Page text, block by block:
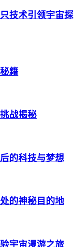
技术引领宇宙探
籍
战揭秘
的科技与梦想
的神秘目的地
宇宙漫游之旅